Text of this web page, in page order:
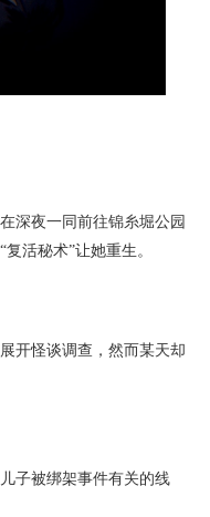
深夜一同前往锦糸堀公园
活秘术”让她重生。
开怪谈调查，然而某天却
子被绑架事件有关的线